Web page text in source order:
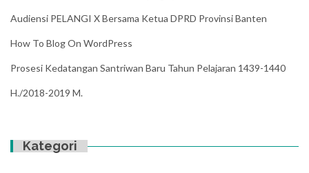
Audiensi PELANGI X Bersama Ketua DPRD Provinsi Banten
How To Blog On WordPress
Prosesi Kedatangan Santriwan Baru Tahun Pelajaran 1439-1440
H./2018-2019 M.
Kategori